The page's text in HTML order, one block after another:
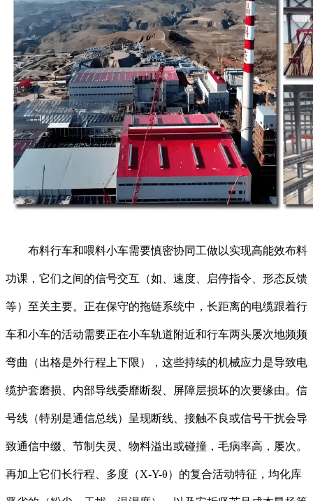
布料行车和喂料小车需要慎密协同工做以实现高能效布料
功课，它们之间的信号交互（如、速度、启停指令、形态反馈
等）至关主要。正在保守的拖链系统中，长距离的电缆跟着行
车和小车的活动需要正在小车轨道附近和行车两头屡次地频频
弯曲（出格是外行程上下限），这些持续的机械应力是导致电
缆护套磨损、内部导线委靡断裂、屏障层损坏的次要缘由。信
号线（特别是通信总线）呈现断线、接触不良或信号干扰会导
致通信中缀、节制失灵、物料溢出或碰撞，毛病率高，屡次。
再加上它们长行程、多度（X-Y-θ）的复合活动特征，均化库